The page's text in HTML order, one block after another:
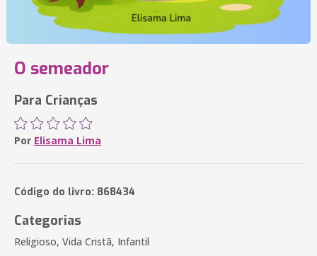
O semeador
Para Crianças
Por Elisama Lima
Código do livro: 868434
Categorias
Religioso, Vida Cristã, Infantil